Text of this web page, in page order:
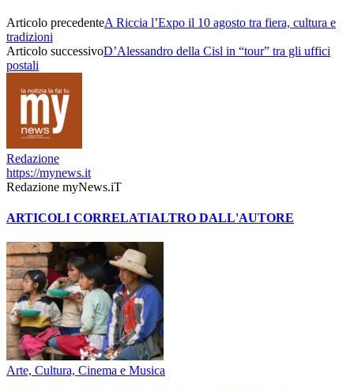
Articolo precedenteA Riccia l’Expo il 10 agosto tra fiera, cultura e
tradizioni
Articolo successivoD’Alessandro della Cisl in “tour” tra gli uffici
postali
Redazione
https://mynews.it
Redazione myNews.iT
ARTICOLI CORRELATIALTRO DALL'AUTORE
Arte, Cultura, Cinema e Musica